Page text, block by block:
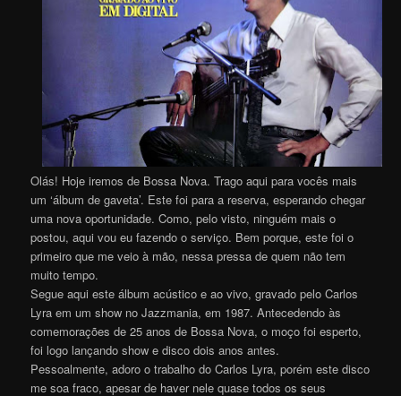
Olás! Hoje iremos de Bossa Nova. Trago aqui para vocês mais
um ‘álbum de gaveta’. Este foi para a reserva, esperando chegar
uma nova oportunidade. Como, pelo visto, ninguém mais o
postou, aqui vou eu fazendo o serviço. Bem porque, este foi o
primeiro que me veio à mão, nessa pressa de quem não tem
muito tempo.
Segue aqui este álbum acústico e ao vivo, gravado pelo Carlos
Lyra em um show no Jazzmania, em 1987. Antecedendo às
comemorações de 25 anos de Bossa Nova, o moço foi esperto,
foi logo lançando show e disco dois anos antes.
Pessoalmente, adoro o trabalho do Carlos Lyra, porém este disco
me soa fraco, apesar de haver nele quase todos os seus